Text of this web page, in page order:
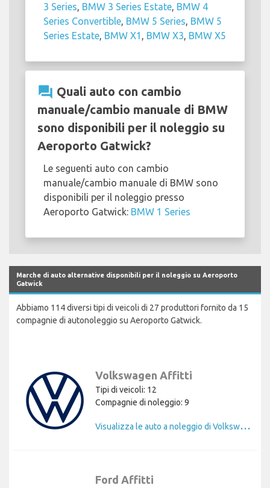
3 Series BMW 3 Series Estate BMW 4
Series Convertible BMW 5 Series BMW 5
Series Estate BMW X1 BMW X3 BMW X5
question_answer Quali auto con cambio
manuale/cambio manuale di BMW
sono disponibili per il noleggio su
Aeroporto Gatwick?
Le seguenti auto con cambio
manuale/cambio manuale di BMW sono
disponibili per il noleggio presso
Aeroporto Gatwick: BMW 1 Series
Marche di auto alternative disponibili per il noleggio su Aeroporto
Gatwick
Abbiamo 114 diversi tipi di veicoli di 27 produttori fornito da 15
compagnie di autonoleggio su Aeroporto Gatwick.
Volkswagen Affitti
Tipi di veicoli: 12
Compagnie di noleggio: 9
V
isualizza le auto a noleggio di Volkswagen
Ford Affitti